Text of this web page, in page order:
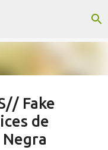
principal
Fake
de